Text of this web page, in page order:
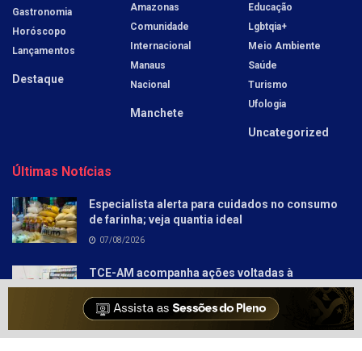
Gastronomia
Horóscopo
Lançamentos
Destaque
Amazonas
Comunidade
Internacional
Manaus
Nacional
Manchete
Educação
Lgbtqia+
Meio Ambiente
Saúde
Turismo
Ufologia
Uncategorized
Últimas Notícias
Especialista alerta para cuidados no consumo
de farinha; veja quantia ideal
07/08/2026
TCE-AM acompanha ações voltadas à
aprendizagem nos anos iniciais em Autazes
07/08/2026